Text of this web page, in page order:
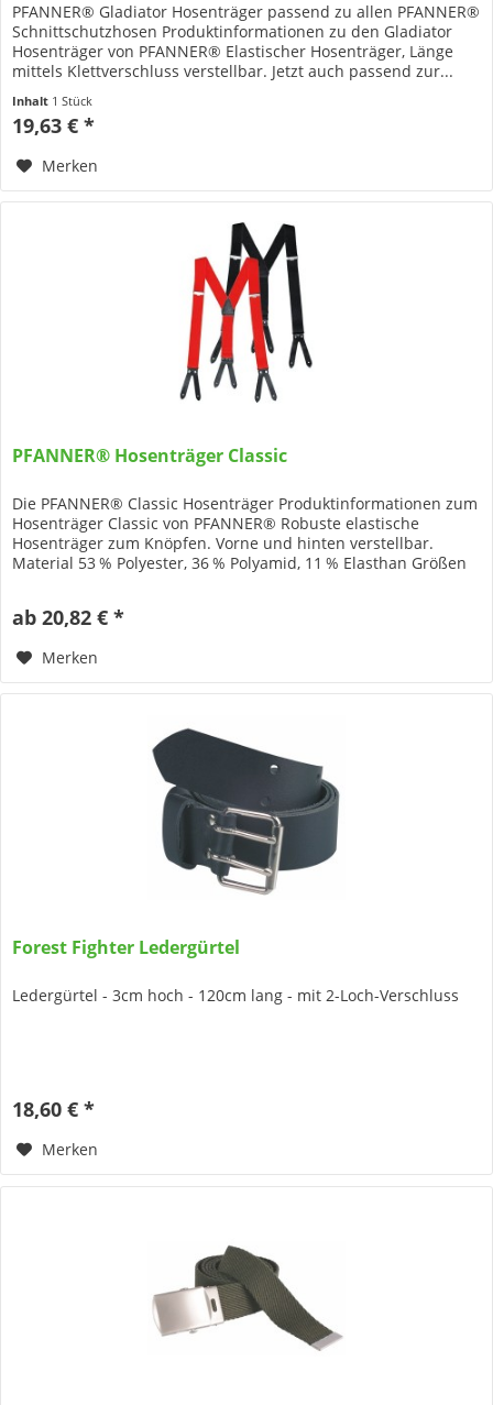
PFANNER® Gladiator Hosenträger passend zu allen PFANNER®
Schnittschutzhosen Produktinformationen zu den Gladiator
Hosenträger von PFANNER® Elastischer Hosenträger, Länge
mittels Klettverschluss verstellbar. Jetzt auch passend zur...
Inhalt 1 Stück
19,63 € *
Merken
PFANNER® Hosenträger Classic
Die PFANNER® Classic Hosenträger Produktinformationen zum
Hosenträger Classic von PFANNER® Robuste elastische
Hosenträger zum Knöpfen. Vorne und hinten verstellbar.
Material 53 % Polyester, 36 % Polyamid, 11 % Elasthan Größen
ab 20,82 € *
Merken
Forest Fighter Ledergürtel
Ledergürtel - 3cm hoch - 120cm lang - mit 2-Loch-Verschluss
18,60 € *
Merken